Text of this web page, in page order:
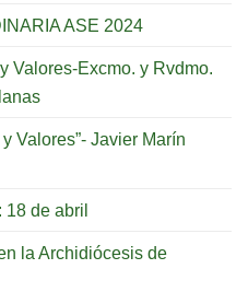
ASE 2024
Valores-Excmo. y Rvdmo.
Valores”- Javier Marín
18 de abril
la Archidiócesis de